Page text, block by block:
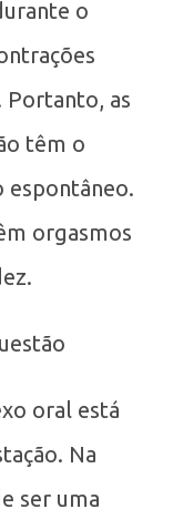
o
Portanto, as
têm o
espontâneo.
orgasmos
oral está
Na
ser uma